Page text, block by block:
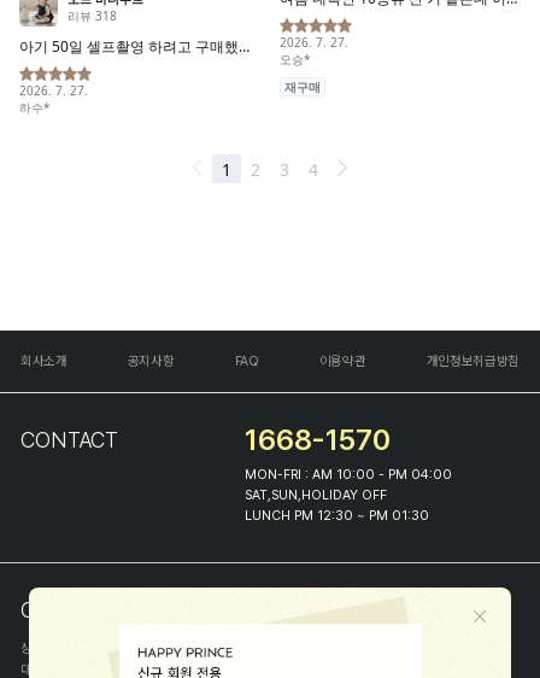
회사소개 공지사항 FAQ 이용약관 개인정보취급방침
CONTACT 1668-1570
MON-FRI : AM 10:00 - PM 04:00
SAT,SUN,HOLIDAY OFF
LUNCH PM 12:30 ~ PM 01:30
COMPANY INFO
상호
(주)해피프린스
대표
이화진